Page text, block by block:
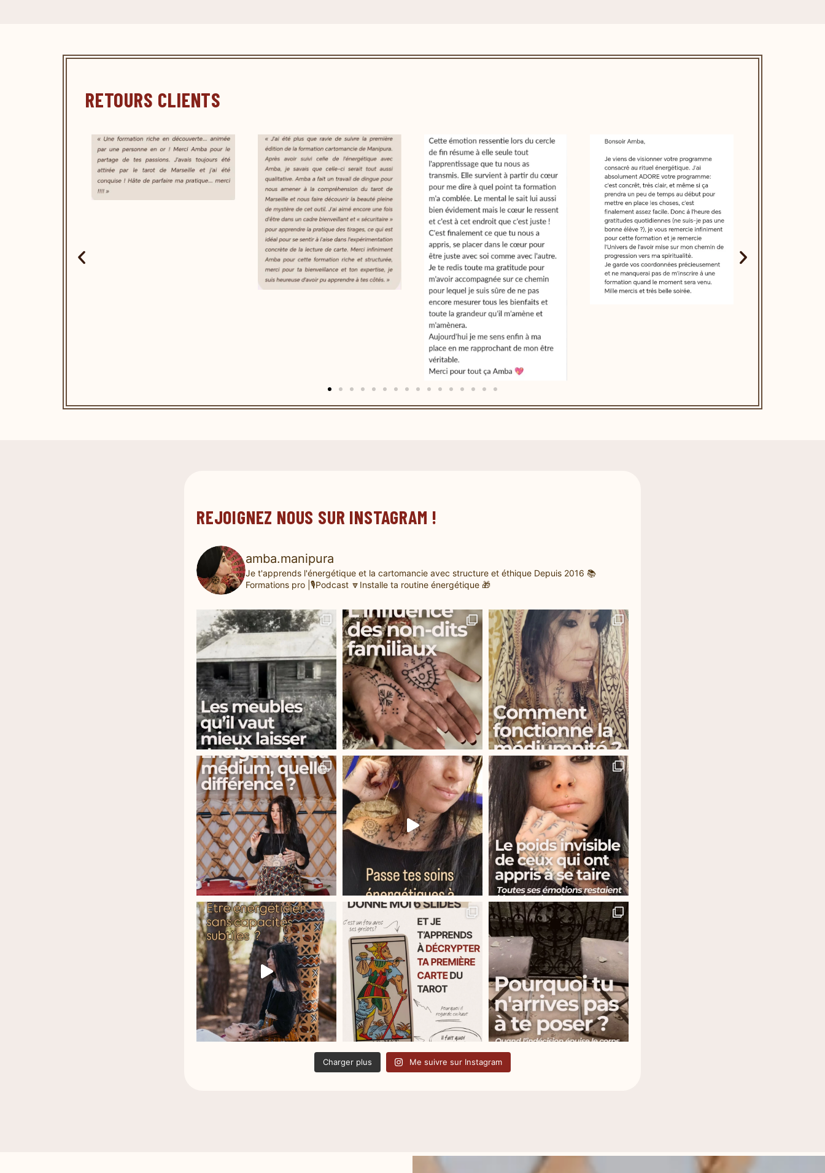
RETOURS CLIENTS
REJOIGNEZ NOUS SUR INSTAGRAM !
amba.manipura
Je t'apprends l'énergétique et la cartomancie avec structure et éthique Depuis 2016 📚
Formations pro |🎙️Podcast 🔽Installe ta routine énergétique 🎁
Charger plus Me suivre sur Instagram